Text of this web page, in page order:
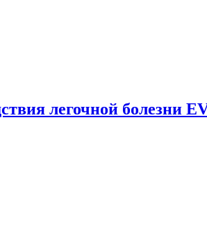
легочной болезни